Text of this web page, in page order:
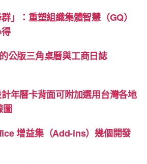
手
書、
規
體、
手
」：重塑組織集體智慧（GQ）
公版三角桌曆與工商日誌
計年曆卡背面可附加選用台灣各地
圖
增益集（Add-ins）幾個開發